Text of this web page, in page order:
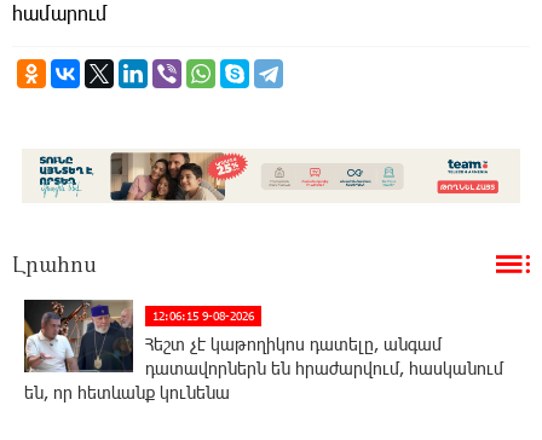
համարում
Լրահոս
12:06:15 9-08-2026
Հեշտ չէ կաթողիկոս դատելը, անգամ
դատավորներն են հրաժարվում, հասկանում
են, որ հետևանք կունենա